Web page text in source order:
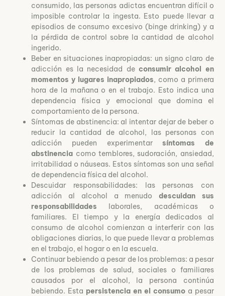
consumido, las personas adictas encuentran difícil o
imposible controlar la ingesta. Esto puede llevar a
episodios de consumo excesivo (binge drinking) y a
la pérdida de control sobre la cantidad de alcohol
ingerido.
Beber en situaciones inapropiadas: un signo claro de
adicción es la necesidad de consumir alcohol en
momentos y lugares inapropiados, como a primera
hora de la mañana o en el trabajo. Esto indica una
dependencia física y emocional que domina el
comportamiento de la persona.
Síntomas de abstinencia: al intentar dejar de beber o
reducir la cantidad de alcohol, las personas con
adicción pueden experimentarsíntomas de
abstinencia como temblores, sudoración, ansiedad,
irritabilidad o náuseas. Estos síntomas son una señal
de dependencia física del alcohol.
Descuidar responsabilidades: las personas con
adicción al alcohol a menudo descuidan sus
responsabilidades laborales, académicas o
familiares. El tiempo y la energía dedicados al
consumo de alcohol comienzan a interferir con las
obligaciones diarias, lo que puede llevar a problemas
en el trabajo, el hogar o en la escuela.
Continuar bebiendo a pesar de los problemas: a pesar
de los problemas de salud, sociales o familiares
causados por el alcohol, la persona continúa
bebiendo. Esta persistencia en el consumo a pesar